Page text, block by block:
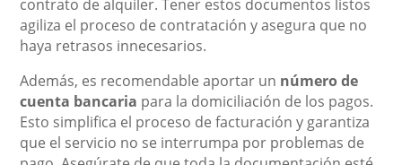
contrato de alquiler. Tener estos documentos listos
agiliza el proceso de contratación y asegura que no
haya retrasos innecesarios.
Además, es recomendable aportar un número de
cuenta bancaria para la domiciliación de los pagos.
Esto simplifica el proceso de facturación y garantiza
que el servicio no se interrumpa por problemas de